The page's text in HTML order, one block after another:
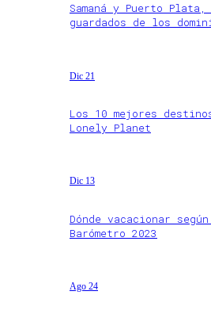
Samaná y Puerto
guardados de los
Dic 21
Los 10 mejores
Lonely Planet
Dic 13
Dónde vacacionar
Barómetro 2023
Ago 24